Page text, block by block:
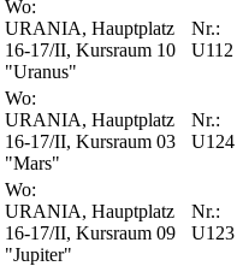
Wo:
URANIA, Hauptplatz
16-17/II, Kursraum 10
"Uranus"
Nr.:
U112
Wo:
URANIA, Hauptplatz
16-17/II, Kursraum 03
"Mars"
Nr.:
U124
Wo:
URANIA, Hauptplatz
16-17/II, Kursraum 09
"Jupiter"
Nr.:
U123